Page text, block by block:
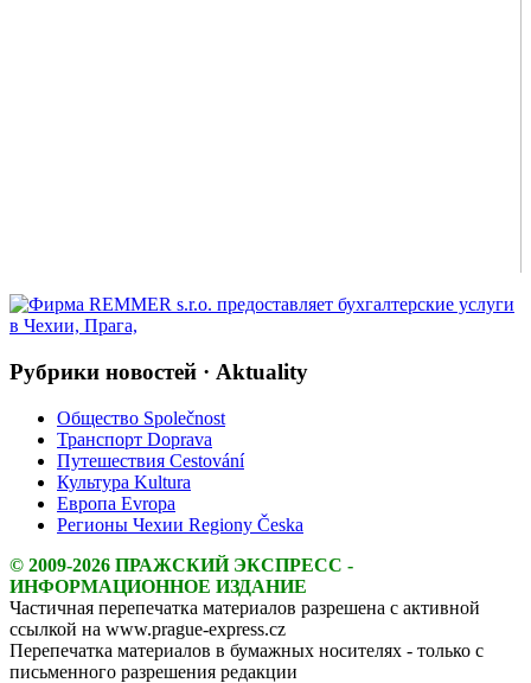
Рубрики новостей · Aktuality
Общество Společnost
Транспорт Doprava
Путешествия Cestování
Культура Kultura
Европа Evropa
Регионы Чехии Regiony Česka
© 2009-2026 ПРАЖСКИЙ ЭКСПРЕСС -
ИНФОРМАЦИОННОЕ ИЗДАНИЕ
Частичная перепечатка материалов разрешена с активной
ссылкой на www.prague-express.cz
Перепечатка материалов в бумажных носителях - только с
письменного разрешения редакции